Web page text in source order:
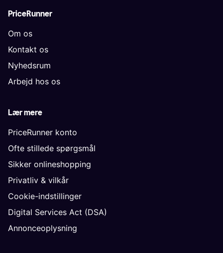
PriceRunner
Om os
Kontakt os
Nyhedsrum
Arbejd hos os
Lær mere
PriceRunner konto
Ofte stillede spørgsmål
Sikker onlineshopping
Privatliv & vilkår
Cookie-indstillinger
Digital Services Act (DSA)
Annonceoplysning